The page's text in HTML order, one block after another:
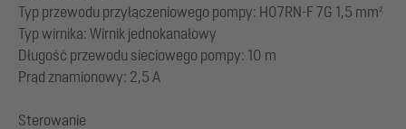
Typ przewodu przyłączeniowego pompy: H07RN-F 7G 1,5 mm²
Typ wirnika: Wirnik jednokanałowy
Długość przewodu sieciowego pompy: 10 m
Prąd znamionowy: 2,5 A
Sterowanie